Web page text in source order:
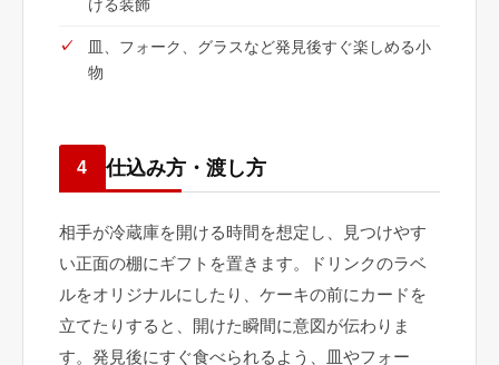
ける装飾
皿、フォーク、グラスなど発見後すぐ楽しめる小
物
4 仕込み方・渡し方
相手が冷蔵庫を開ける時間を想定し、見つけやす
い正面の棚にギフトを置きます。ドリンクのラベ
ルをオリジナルにしたり、ケーキの前にカードを
立てたりすると、開けた瞬間に意図が伝わりま
す。発見後にすぐ食べられるよう、皿やフォー